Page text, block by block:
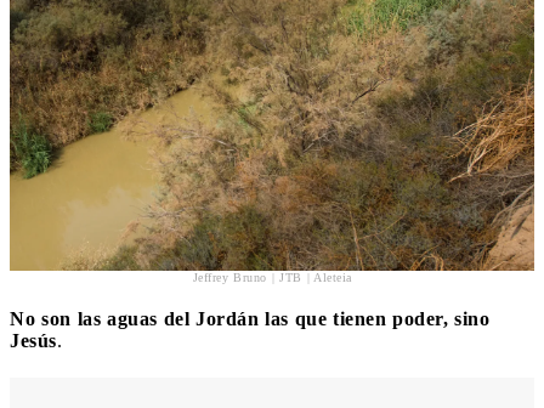
Jeffrey Bruno | JTB | Aleteia
No son las aguas del Jordán las que tienen poder, sino
Jesús.